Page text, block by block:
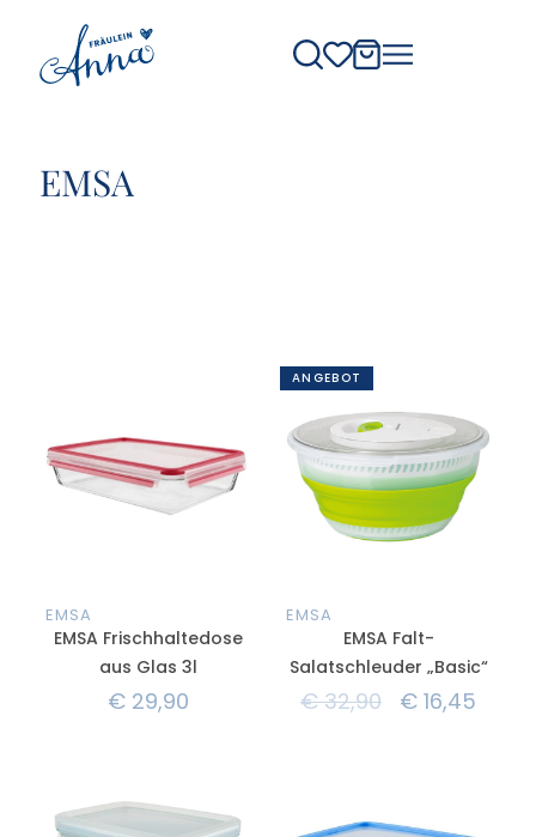
EMSA
EMSA
EMSA Frischhaltedose
aus Glas 3l
€29,90
ANGEBOT
EMSA
EMSA Falt-
Salatschleuder „Basic“
€32,90 € 16,45